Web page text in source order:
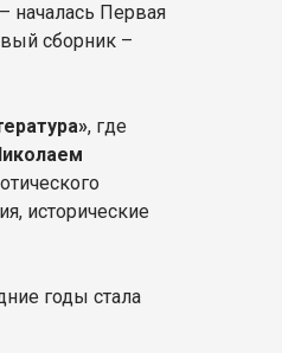
началась Первая
сборник –
, где
исторические
годы стала